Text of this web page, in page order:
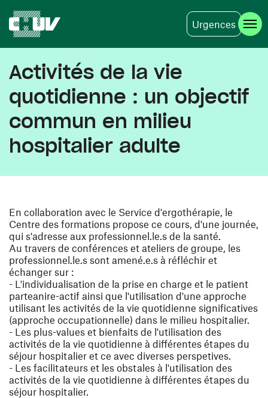
Urgences
Activités de la vie
quotidienne : un objectif
commun en milieu
hospitalier adulte
En collaboration avec le Service d'ergothérapie, le
Centre des formations propose ce cours, d'une journée,
qui s'adresse aux professionnel.le.s de la santé.
Au travers de conférences et ateliers de groupe, les
professionnel.le.s sont amené.e.s à réfléchir et
échanger sur :
- L'individualisation de la prise en charge et le patient
parteanire-actif ainsi que l'utilisation d'une approche
utilisant les activités de la vie quotidienne significatives
(approche occupationnelle) dans le milieu hospitalier.
- Les plus-values et bienfaits de l'utilisation des
activités de la vie quotidienne à différentes étapes du
séjour hospitalier et ce avec diverses perspetives.
- Les facilitateurs et les obstales à l'utilisation des
activités de la vie quotidienne à différentes étapes du
séjour hospitalier.